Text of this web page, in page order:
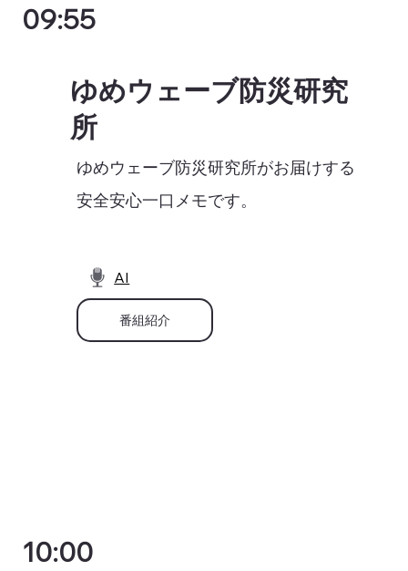
09:55
ゆめウェーブ防災研究
所
ゆめウェーブ防災研究所がお届けする
安全安心一口メモです。
AI
番組紹介
10:00